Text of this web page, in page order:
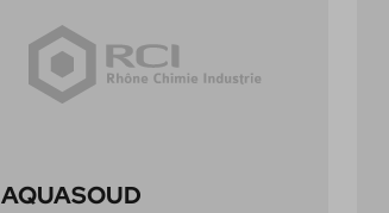
En savoir plus
AQUASOUD